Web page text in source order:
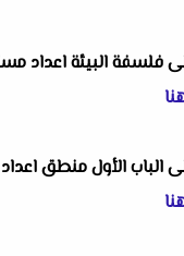
فلسفة البيئة اعداد
الباب الأول منطق